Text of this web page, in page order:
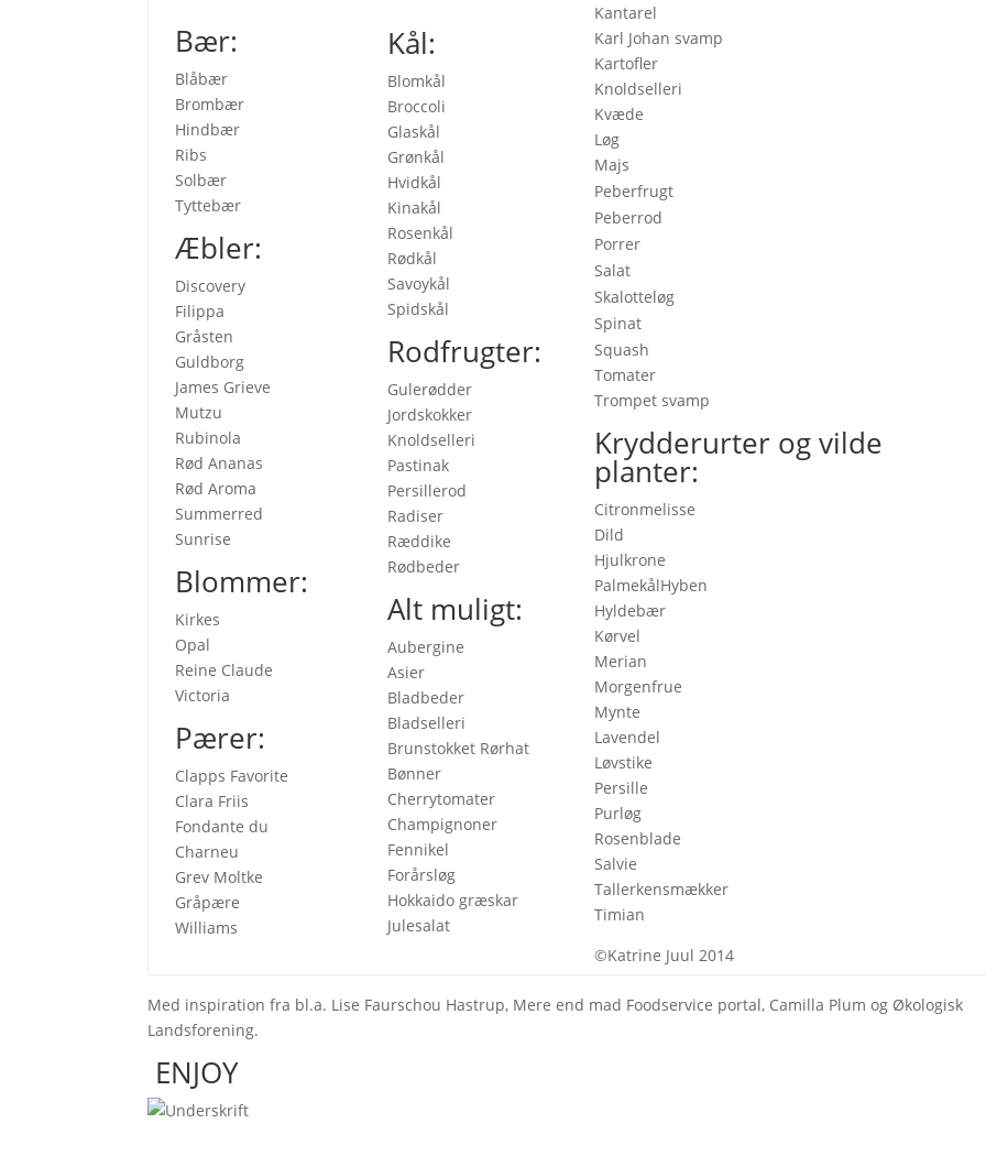
Bær:
Blåbær
Brombær
Hindbær
Ribs
Solbær
Tyttebær
Æbler:
Discovery
Filippa
Gråsten
Guldborg
James Grieve
Mutzu
Rubinola
Rød Ananas
Rød Aroma
Summerred
Sunrise
Blommer:
Kirkes
Opal
Reine Claude
Victoria
Pærer:
Clapps Favorite
Clara Friis
Fondante du
Charneu
Grev Moltke
Gråpære
Williams
Kål:
Blomkål
Broccoli
Glaskål
Grønkål
Hvidkål
Kinakål
Rosenkål
Rødkål
Savoykål
Spidskål
Rodfrugter:
Gulerødder
Jordskokker
Knoldselleri
Pastinak
Persillerod
Radiser
Ræddike
Rødbeder
Alt muligt:
Aubergine
Asier
Bladbeder
Bladselleri
Brunstokket Rørhat
Bønner
Cherrytomater
Champignoner
Fennikel
Forårsløg
Hokkaido græskar
Julesalat
Kantarel
Karl Johan svamp
Kartofler
Knoldselleri
Kvæde
Løg
Majs
Peberfrugt
Peberrod
Porrer
Salat
Skalotteløg
Spinat
Squash
Tomater
Trompet svamp
Krydderurter og vilde
planter:
Citronmelisse
Dild
Hjulkrone
PalmekålHyben
Hyldebær
Kørvel
Merian
Morgenfrue
Mynte
Lavendel
Løvstike
Persille
Purløg
Rosenblade
Salvie
Tallerkensmækker
Timian
©Katrine Juul 2014
Med inspiration fra bl.a. Lise Faurschou Hastrup, Mere end mad Foodservice portal, Camilla Plum og Økologisk
Landsforening.
ENJOY